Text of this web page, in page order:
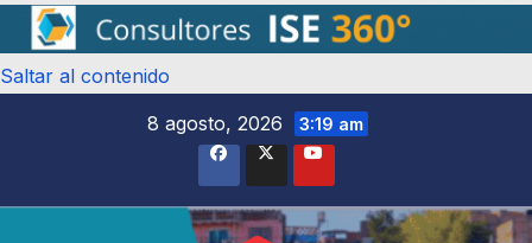
Saltar al contenido
8 agosto, 2026
3:19 am